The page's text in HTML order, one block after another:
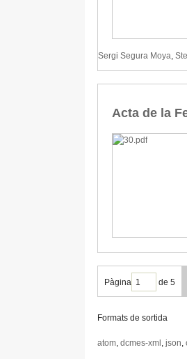
Sergi Segura Moya,
Acta de la
Pàgina de 5
Formats de sortida
atom, dcmes-xml , json,